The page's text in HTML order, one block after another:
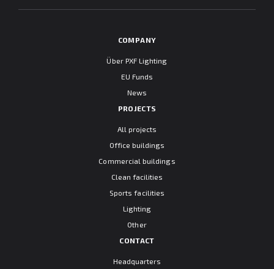
COMPANY
Über PXF Lighting
EU Funds
News
PROJECTS
All projects
Office buildings
Commercial buildings
Clean facilities
Sports facilities
Lighting
Other
CONTACT
Headquarters